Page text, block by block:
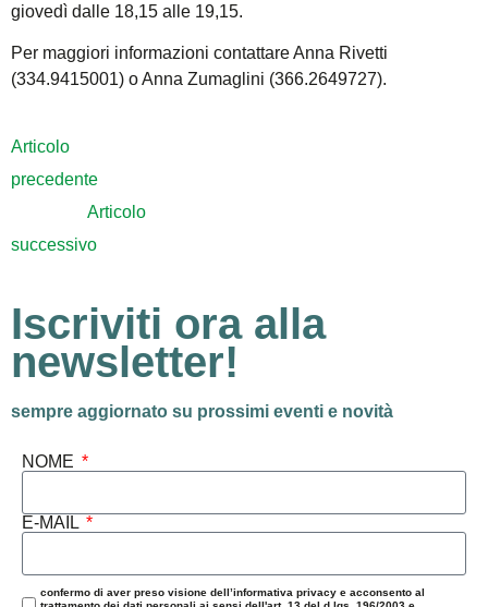
giovedì dalle 18,15 alle 19,15.
Per maggiori informazioni contattare Anna Rivetti
(334.9415001) o Anna Zumaglini (366.2649727).
Articolo
precedente
Articolo
successivo
Iscriviti ora alla
newsletter!
sempre aggiornato su prossimi eventi e novità
NOME
E-MAIL
confermo di aver preso visione dell’informativa privacy e acconsento al